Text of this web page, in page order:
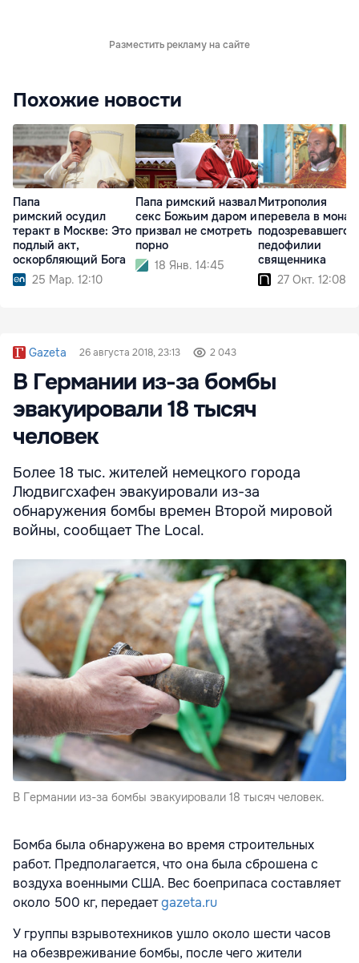
Разместить рекламу на сайте
Похожие новости
Папа
римский осудил
теракт в Москве: Это
подлый акт,
оскорбляющий Бога
25 Мар. 12:10
Папа римский назвал
секс Божьим даром и
призвал не смотреть
порно
18 Янв. 14:45
Митрополия
перевела в
педофилии
священника
27 Окт. 12:08
Gazeta 26 августа 2018, 23:13 2 043
В Германии из-за бомбы
эвакуировали 18 тысяч
человек
Более 18 тыс. жителей немецкого города
Людвигсхафен эвакуировали из-за
обнаружения бомбы времен Второй мировой
войны, сообщает The Local.
В Германии из-за бомбы эвакуировали 18 тысяч человек.
Бомба была обнаружена во время строительных
работ. Предполагается, что она была сброшена с
воздуха военными США. Вес боеприпаса составляет
около 500 кг, передаетgazeta.ru
У группы взрывотехников ушло около шести часов
на обезвреживание бомбы, после чего жители